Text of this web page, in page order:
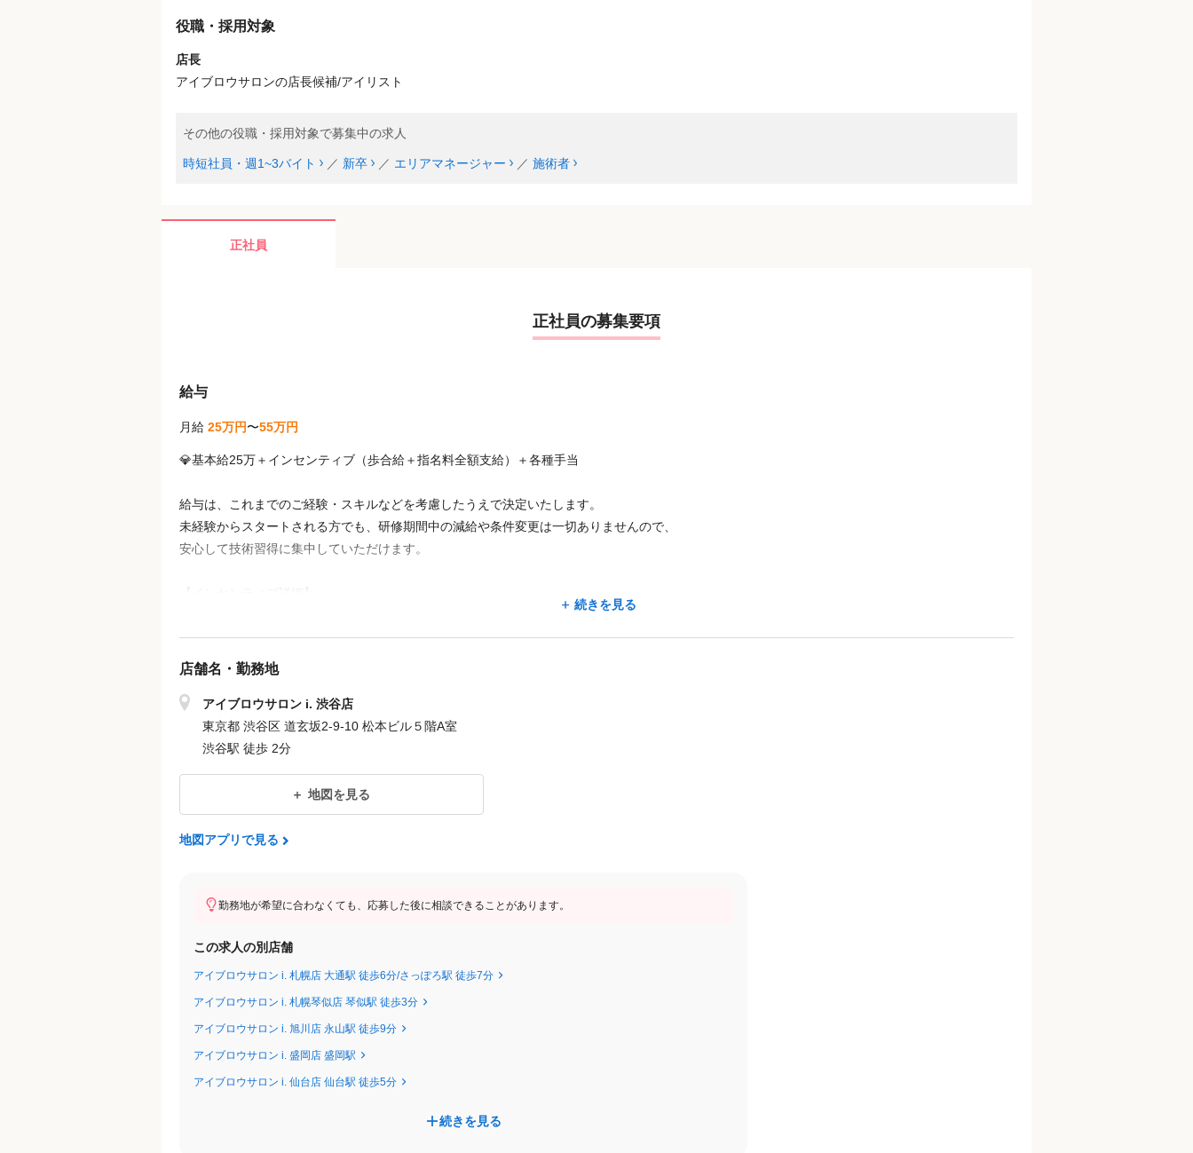
役職・採用対象
店長
アイブロウサロンの店長候補/アイリスト
その他の役職・採用対象で募集中の求人
時短社員・週1~3バイト ／ 新卒 ／ エリアマネージャー ／ 施術者
正社員
正社員の募集要項
給与
月給 25万円〜55万円
💎基本給25万＋インセンティブ（歩合給＋指名料全額支給）＋各種手当
給与は、これまでのご経験・スキルなどを考慮したうえで決定いたします。
未経験からスタートされる方でも、研修期間中の減給や条件変更は一切ありませんので、
安心して技術習得に集中していただけます。
・指名売上は100％バック！
・頑張りや成果が、しっかりとお給与に反映される評価制度です
【その他手当・待遇】
・賞与：年2回（業績により変動）
※特別賞与あり（店舗・会社の業績状況により支給）
・昇給：年1回以上
・交通費規定額支給（月上限20,000円迄）
・試用期間なし
月収：320,000円＋交通費別途支給
・基本給：250,000円
・売上インセンティブ：50,000円
それぞれのペースで成長しながら、
安心してキャリアを積み重ねていける職場を目指しています💖
続きを見る
店舗名・勤務地
アイブロウサロン i. 渋谷店
東京都 渋谷区 道玄坂2-9-10 松本ビル５階A室
渋谷駅 徒歩 2分
地図を見る
地図アプリで見る
勤務地が希望に合わなくても、応募した後に相談できることがあります。
この求人の別店舗
アイブロウサロン i. 札幌店 大通駅 徒歩6分/さっぽろ駅 徒歩7分
アイブロウサロン i. 札幌琴似店 琴似駅 徒歩3分
アイブロウサロン i. 旭川店 永山駅 徒歩9分
アイブロウサロン i. 盛岡店 盛岡駅
アイブロウサロン i. 仙台店 仙台駅 徒歩5分
続きを見る